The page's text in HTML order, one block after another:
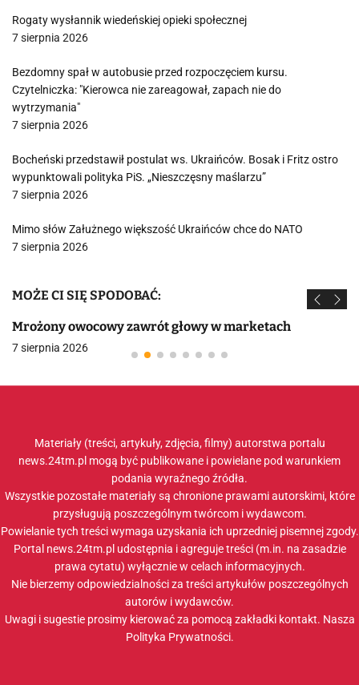
Rogaty wysłannik wiedeńskiej opieki społecznej
7 sierpnia 2026
Bezdomny spał w autobusie przed rozpoczęciem kursu.
Czytelniczka: "Kierowca nie zareagował, zapach nie do
wytrzymania"
7 sierpnia 2026
Bocheński przedstawił postulat ws. Ukraińców. Bosak i Fritz ostro
wypunktowali polityka PiS. „Nieszczęsny maślarzu”
7 sierpnia 2026
Mimo słów Załużnego większość Ukraińców chce do NATO
7 sierpnia 2026
MOŻE CI SIĘ SPODOBAĆ:
Mrożony owocowy zawrót głowy w marketach
7 sierpnia 2026
Materiały (treści, artykuły, zdjęcia, filmy) autorstwa portalu
news.24tm.pl mogą być publikowane i powielane pod warunkiem
podania wyraźnego źródła.
Wszystkie pozostałe materiały są chronione prawami autorskimi, które
przysługują poszczególnym twórcom i wydawcom.
Powielanie tych treści wymaga uzyskania ich uprzedniej pisemnej zgody.
Portal news.24tm.pl udostępnia i agreguje treści (m.in. na zasadzie
prawa cytatu) wyłącznie w celach informacyjnych.
Nie bierzemy odpowiedzialności za treści artykułów poszczególnych
autorów i wydawców.
Uwagi i sugestie prosimy kierować za pomocą zakładki kontakt. Nasza
Polityka Prywatności.